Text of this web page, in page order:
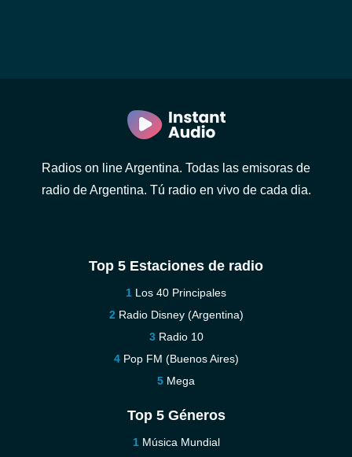
Radios on line Argentina. Todas las emisoras de
radio de Argentina. Tú radio en vivo de cada dia.
Top 5 Estaciones de radio
Los 40 Principales
Radio Disney (Argentina)
Radio 10
Pop FM (Buenos Aires)
Mega
Top 5 Géneros
Música Mundial